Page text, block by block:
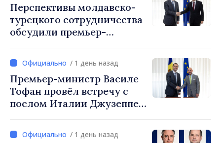
Перспективы молдавско-
турецкого сотрудничества
обсудили премьер-
посол Турции Уйгар
Мустафа Сертел/ 1 день назад
Премьер-министр Василе
Тофан провёл встречу с
послом Италии Джузеппе
/ 1 день назад